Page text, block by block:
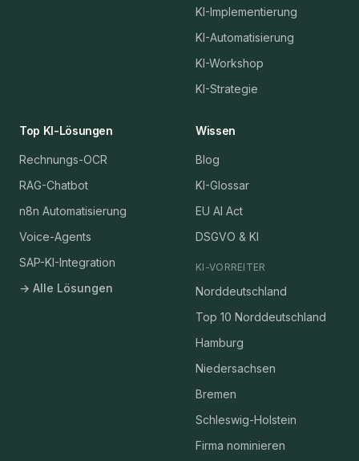
KI-Implementierung
KI-Automatisierung
KI-Workshop
KI-Strategie
Top KI-Lösungen
Rechnungs-OCR
RAG-Chatbot
n8n Automatisierung
Voice-Agents
SAP-KI-Integration
→ Alle Lösungen
Wissen
Blog
KI-Glossar
EU AI Act
DSGVO & KI
KI-VORREITER
Norddeutschland
Top 10 Norddeutschland
Hamburg
Niedersachsen
Bremen
Schleswig-Holstein
Firma nominieren